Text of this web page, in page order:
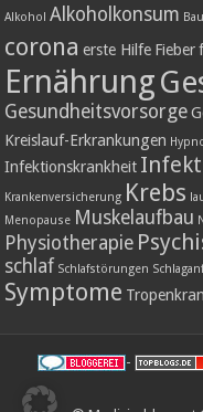
Alkohol Alkoholkonsum
corona erste Hilfe Fieber
Ernährung
Gesundheitsvorsorge
Kreislauf-Erkrankungen
Infektionskrankheit
Krankenversicherung Krebs
Menopause Muskelaufbau
Physiotherapie
schlaf Schlafstörungen
Symptome
-